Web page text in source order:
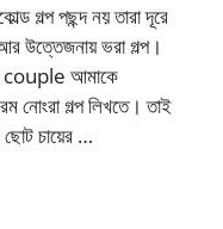
গল্প পছন্দ নয় তারা দূরে
আর উত্তেজনায় ভরা গল্প।
couple আমাকে
নোংরা গল্প লিখতে। তাই
চায়ের …